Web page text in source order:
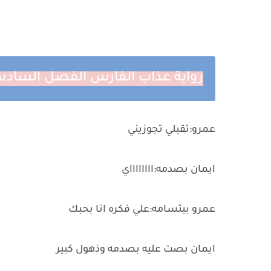
رواية عذاب الفارس الفصل السادس والعشرين
عمرو:تقبلي تجوزيني
ايمان بصدمه:ااااااااي
عمرو ببتسامه:علي فكره انا بحبك
ايمان بصت عليه بصدمه وذهول كبير